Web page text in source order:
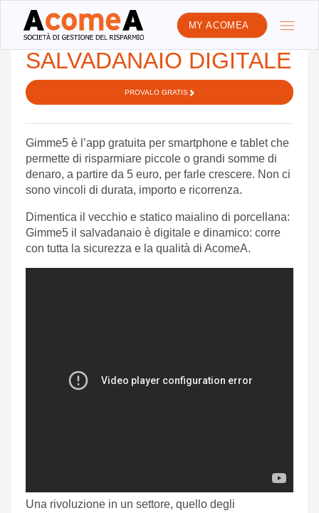
MY ACOMEA
GIMME5, IL
SALVADANAIO DIGITALE
PROVALO GRATIS
Gimme5 è l’app gratuita per smartphone e tablet che
permette di risparmiare piccole o grandi somme di
denaro, a partire da 5 euro, per farle crescere. Non ci
sono vincoli di durata, importo e ricorrenza.
Dimentica il vecchio e statico maialino di porcellana:
Gimme5 il salvadanaio è digitale e dinamico: corre
con tutta la sicurezza e la qualità di AcomeA.
Una rivoluzione in un settore, quello degli